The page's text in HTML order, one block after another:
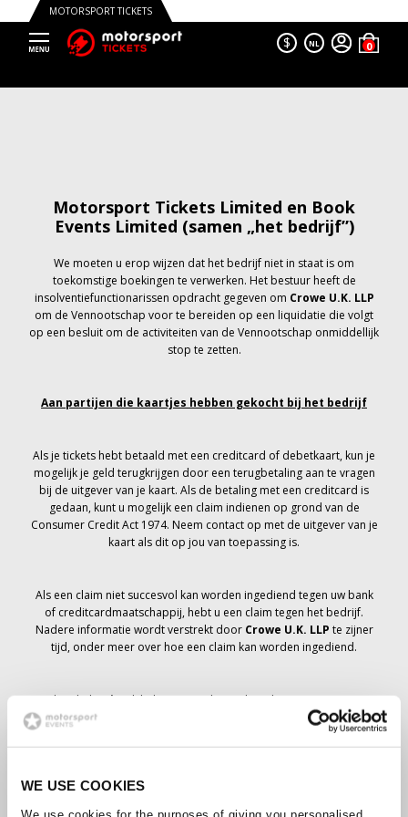
WE USE COOKIES
MOTORSPORT TICKETS
$ NL
Motorsport Tickets Limited en Book
Events Limited (samen „het bedrijf”)
We moeten u erop wijzen dat het bedrijf niet in staat is om
toekomstige boekingen te verwerken. Het bestuur heeft de
insolventiefunctionarissen opdracht gegeven om Crowe U.K. LLP
om de Vennootschap voor te bereiden op een liquidatie die volgt
op een besluit om de activiteiten van de Vennootschap onmiddellijk
stop te zetten.
Aan partijen die kaartjes hebben gekocht bij het bedrijf
Als je tickets hebt betaald met een creditcard of debetkaart, kun je
mogelijk je geld terugkrijgen door een terugbetaling aan te vragen
bij de uitgever van je kaart. Als de betaling met een creditcard is
gedaan, kunt u mogelijk een claim indienen op grond van de
Consumer Credit Act 1974. Neem contact op met de uitgever van je
kaart als dit op jou van toepassing is.
Als een claim niet succesvol kan worden ingediend tegen uw bank
of creditcardmaatschappij, hebt u een claim tegen het bedrijf.
Nadere informatie wordt verstrekt door Crowe U.K. LLP te zijner
tijd, onder meer over hoe een claim kan worden ingediend.
Als je hebtnietIk heb een annuleringsbericht ontvangen met
betrekking tot je ticketbestelling, je boeking is niet geannuleerd en
er wordt verwacht dat je de tickets die je hebt besteld te zijner tijd
zult ontvangen. Het management van het bedrijf werkt samen met